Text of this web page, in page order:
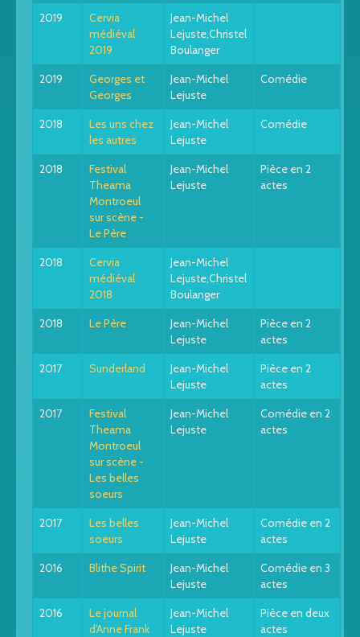
2019
Cervia
médiéval
2019
Jean-Michel
Lejuste,Christel
Boulanger
2019
Georges et
Georges
Jean-Michel
Lejuste
Comédie
2018
Les uns chez
les autres
Jean-Michel
Lejuste
Comédie
2018
Festival
Theama
Montroeul
sur scène -
Le Père
Jean-Michel
Lejuste
Pièce en 2
actes
2018
Cervia
médiéval
2018
Jean-Michel
Lejuste,Christel
Boulanger
2018
Le Père
Jean-Michel
Lejuste
Pièce en 2
actes
2017
Sunderland
Jean-Michel
Lejuste
Pièce en 2
actes
2017
Festival
Theama
Montroeul
sur scène -
Les belles
soeurs
Jean-Michel
Lejuste
Comédie en 2
actes
2017
Les belles
soeurs
Jean-Michel
Lejuste
Comédie en 2
actes
2016
Blithe Spirit
Jean-Michel
Lejuste
Comédie en 3
actes
2016
Le journal
d'Anne Frank
Jean-Michel
Lejuste
Pièce en deux
actes